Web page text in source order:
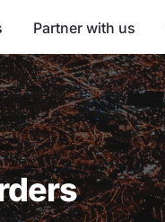
Partner with us